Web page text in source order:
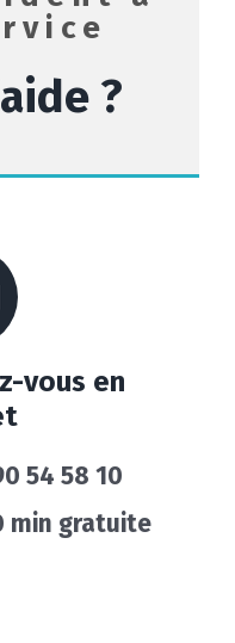
?
vous en
54 58 10
min gratuite